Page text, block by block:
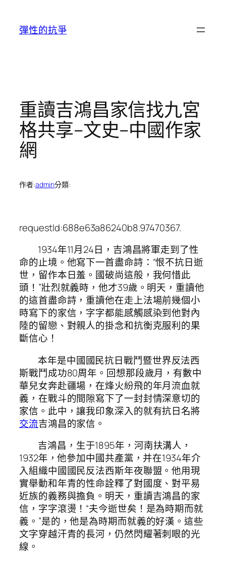
彈性的抗爭
重讀吉鴻昌家信找九宮
格共享–文史–中國作家
網
作者:admin分類:
requestId:688e63a86240b8.97470367.
1934年11月24日，吉鴻昌將軍走到了性
命的止境。他寫下一首盡命詩：“恨不抗日逝
世，留作本日羞。國破尚這般，我何惜此
頭！”壯烈就義時，他才39歲。明天，重讀他
的這首盡命詩，重讀他在走上法場前幾個小
時寫下的家信，字字都能感觸感染到他對內
陸的留戀、對親人的掛念和抗衡克服利的果
斷信心！
本年是中國國民抗日戰鬥暨世界反法西
斯戰鬥成功80周年。回想那段歲月，有數中
華兒女奔赴疆場，在烽火紛飛的年月流血就
義，在戰斗的間隙寫下了一封封情深意切的
家信。此中，讓我印象深入的就有抗日名將
交流吉鴻昌的家信。
吉鴻昌，生于1895年，河南扶溝人，
1932年，他參加中國共產黨，并在1934年介
入組織中國國民反法西斯年夜聯盟。他用現
實舉動和年青的性命詮釋了對國度、對平易
近族的義務與擔負。明天，重讀吉鴻昌的家
信，字字滾燙！“夫今逝世矣！是為時期而就
義。”是的，他是為時期而就義的好漢。這些
文字穿越汗青的長河，仍然閃耀著刺眼的光
線。